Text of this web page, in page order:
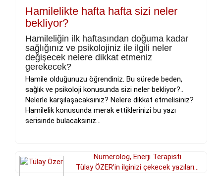
Hamilelikte hafta hafta sizi neler
bekliyor?
Hamileliğin ilk haftasından doğuma kadar
sağlığınız ve psikolojiniz ile ilgili neler
değişecek nelere dikkat etmeniz
gerekecek?
Hamile olduğunuzu öğrendiniz. Bu sürede beden,
sağlık ve psikoloji konusunda sizi neler bekliyor?..
Nelerle karşılaşacaksınız? Nelere dikkat etmelisiniz?
Hamilelik konusunda merak ettiklerinizi bu yazı
serisinde bulacaksınız...
Numerolog, Enerji Terapisti
Tülay ÖZER'in ilginizi çekecek yazıları...